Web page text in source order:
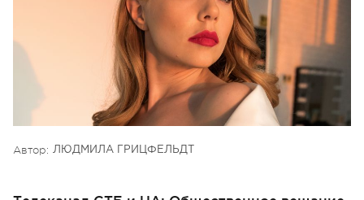
Автор: ЛЮДМИЛА ГРИЦФЕЛЬДТ